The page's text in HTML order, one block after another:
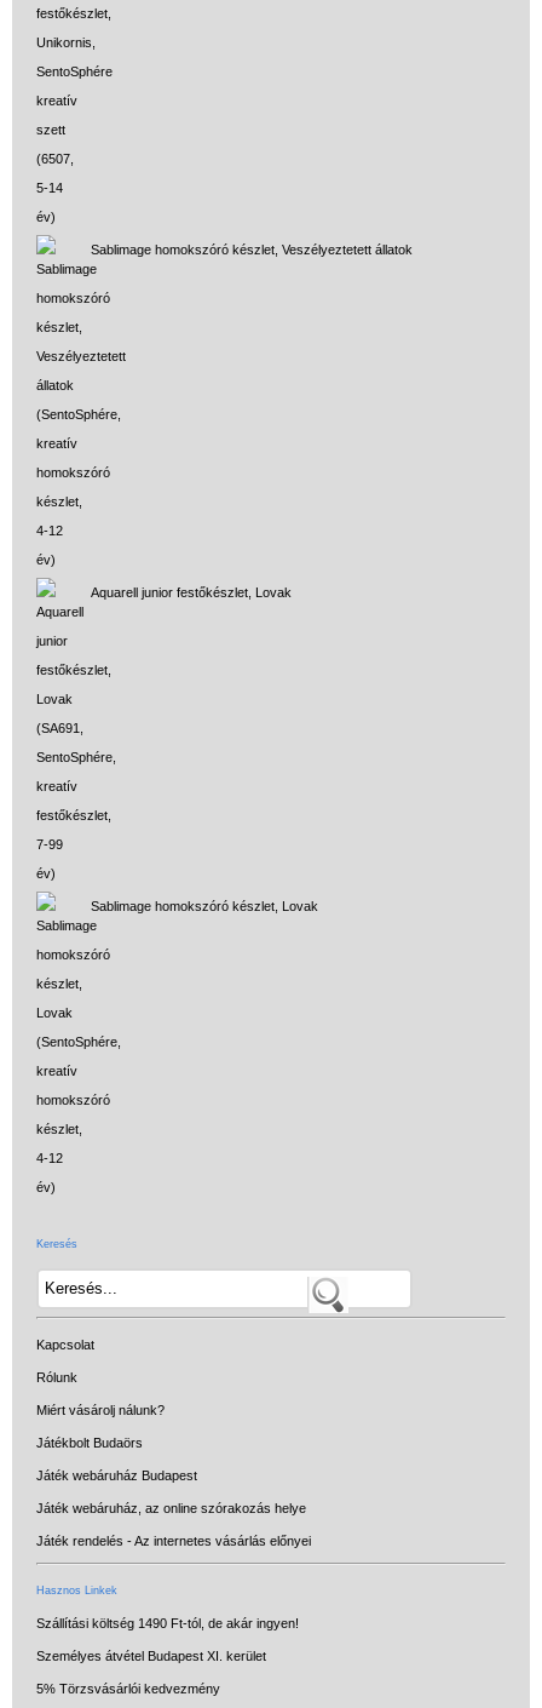
Sablimage homokszóró készlet, Veszélyeztetett állatok
Aquarell junior festőkészlet, Lovak
Sablimage homokszóró készlet, Lovak
Keresés
Kapcsolat
Rólunk
Miért vásárolj nálunk?
Játékbolt Budaörs
Játék webáruház Budapest
Játék webáruház, az online szórakozás helye
Játék rendelés - Az internetes vásárlás előnyei
Hasznos Linkek
Szállítási költség 1490 Ft-tól, de akár ingyen!
Személyes átvétel Budapest XI. kerület
5% Törzsvásárlói kedvezmény